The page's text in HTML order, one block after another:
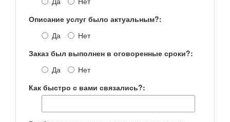
Описание услуг было актуальным?:
Да
Нет
Заказ был выполнен в оговоренные сроки?:
Да
Нет
Как быстро с вами связались?: